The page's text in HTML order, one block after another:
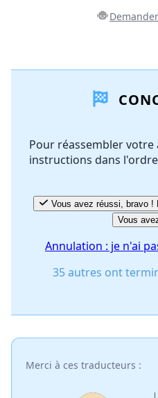
Ajouter un
Annuler
Pour réassembler votre
instructions dans
Vous avez réussi, bravo !
Vous
Annulation : je n'ai
35 autres ont
Merci à ces traducteurs :